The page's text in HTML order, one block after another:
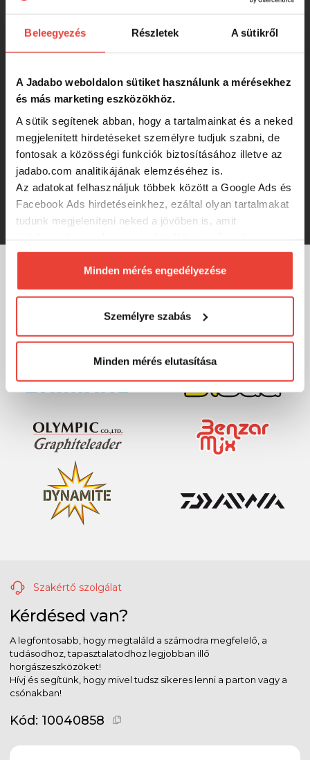
Beleegyezés Részletek A sütikről
A Jadabo weboldalon sütiket használunk a mérésekhez
és más marketing eszközökhöz.
A sütik segítenek abban, hogy a tartalmainkat és a neked
megjelenített hirdetéseket személyre tudjuk szabni, de
fontosak a közösségi funkciók biztosításához illetve az
jadabo.com analitikájának elemzéséhez is.
Az adatokat felhasználjuk többek között a Google Ads és
Facebook Ads hirdetéseinkhez, ezáltal olyan tartalmakat
tudunk megjeleníteni neked a jövőben is, amit
biztosításához arra kérünk, hogy engedd meg
számunkra minden mérés használatát.
Természetesensoha semmilyen formában nem fogunk
megváltoztathatod a döntésed ezzel kapcsolatban.
Előre is köszönjük!
Minden mérés engedélyezése
Személyre szabás
Minden mérés elutasítása
790 Ft
The One The Stim Gold
790 Ft
The One The Stim Red
790 Ft
MÁRKÁINK
Szakértő szolgálat
Kérdésed van?
A legfontosabb, hogy megtaláld a számodra megfelelő, a
tudásodhoz, tapasztalatodhoz legjobban illő
horgászeszközöket!
Hívj és segítünk, hogy mivel tudsz sikeres lenni a parton vagy a
csónakban!
Kód: 10040858